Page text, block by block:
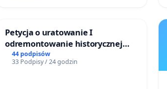
Petycja o uratowanie I
odremontowanie historycznej
Lokomotywy sm42-914
44 podpisów
33 Podpisy / 24 godzin